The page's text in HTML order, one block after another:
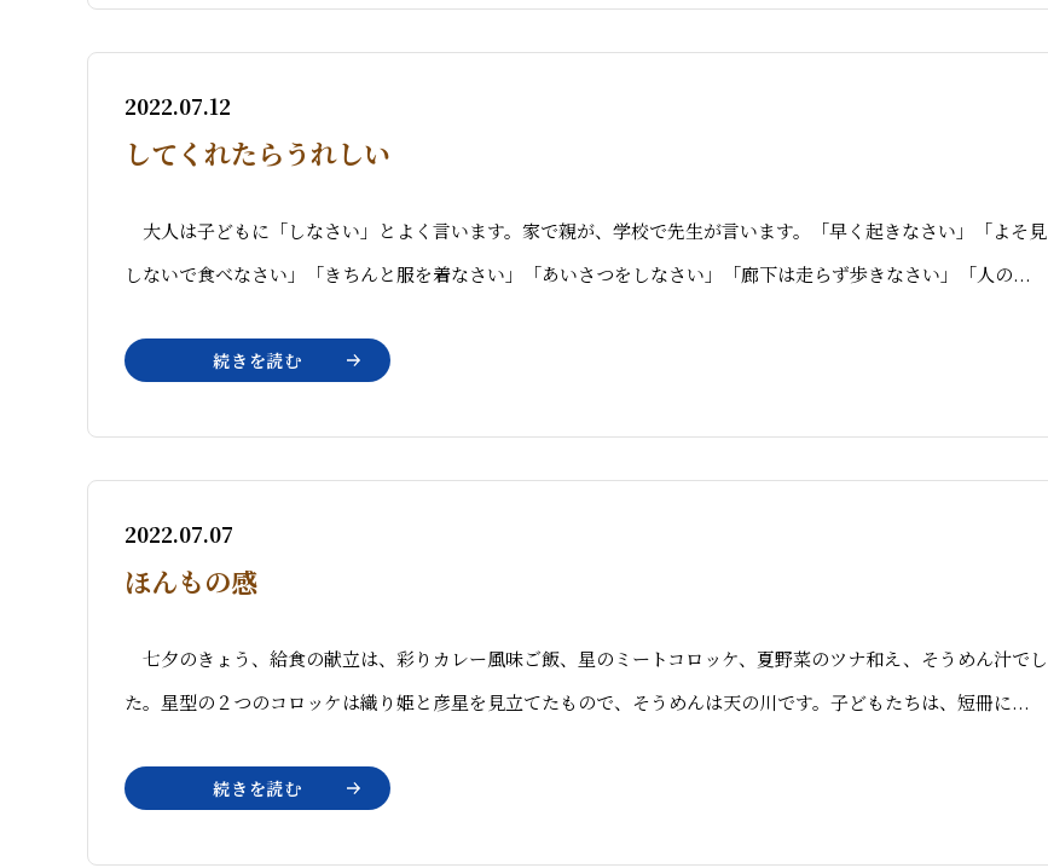
2022.07.12
してくれたらうれしい
大人は子どもに「しなさい」とよく言います。家で親が、学校で先生が言います。「早く起きなさい」「よそ見
しないで食べなさい」「きちんと服を着なさい」「あいさつをしなさい」「廊下は走らず歩きなさい」「人の...
続きを読む
2022.07.07
ほんもの感
七夕のきょう、給食の献立は、彩りカレー風味ご飯、星のミートコロッケ、夏野菜のツナ和え、そうめん汁でし
た。星型の２つのコロッケは織り姫と彦星を見立てたもので、そうめんは天の川です。子どもたちは、短冊に...
続きを読む